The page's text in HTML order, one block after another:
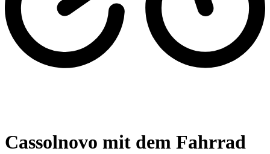
Cassolnovo mit dem Fahrrad